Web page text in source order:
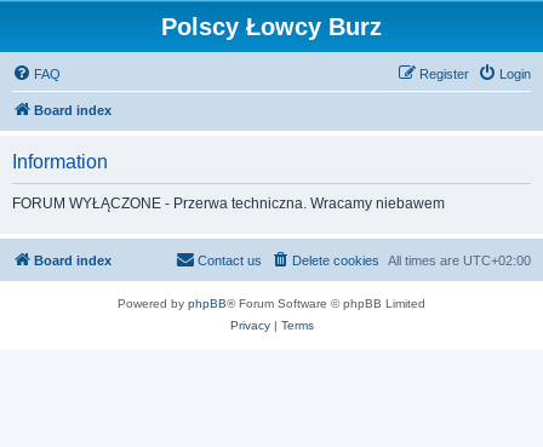
Polscy Łowcy Burz
FAQ Login
Register
Board index
Information
FORUM WYŁĄCZONE - Przerwa techniczna. Wracamy niebawem
Board index All times are UTC+02:00
Delete cookies
Contact us
Powered by phpBB® Forum Software © phpBB Limited
Privacy| Terms